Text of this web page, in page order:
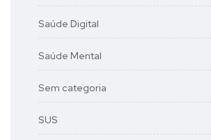
Saúde Digital
Saúde Mental
Sem categoria
SUS